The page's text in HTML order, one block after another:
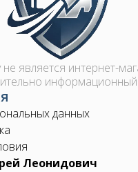
является интернет-
информационный
данных
Леонидович